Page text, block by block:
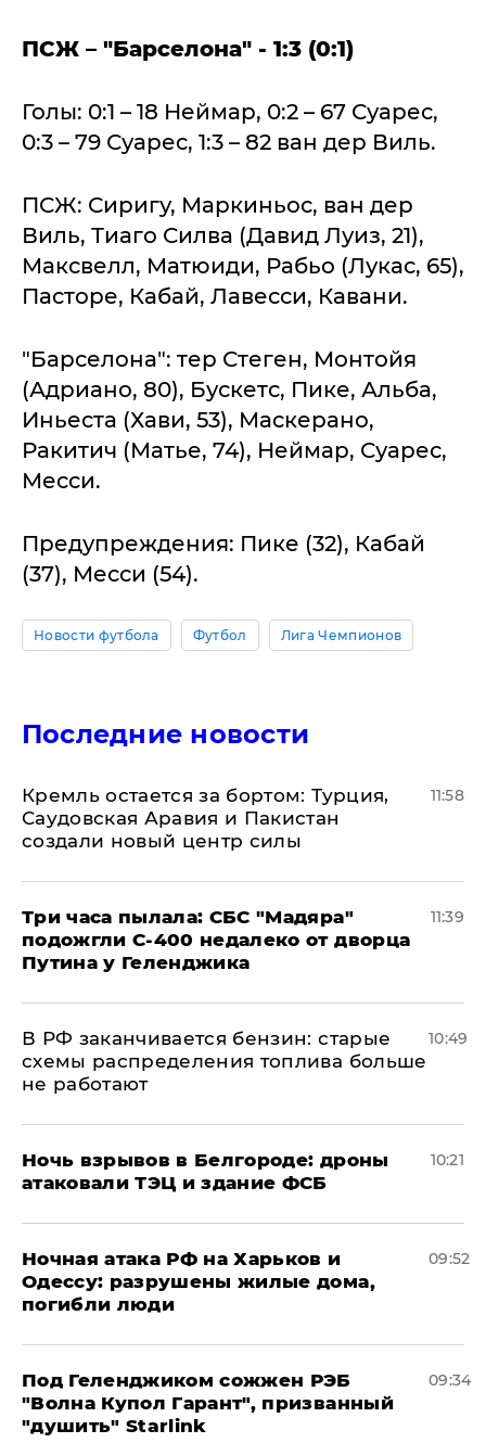
ПСЖ – "Барселона" - 1:3 (0:1)
Голы: 0:1 – 18 Неймар, 0:2 – 67 Суарес,
0:3 – 79 Суарес, 1:3 – 82 ван дер Виль.
ПСЖ: Сиригу, Маркиньос, ван дер
Виль, Тиаго Силва (Давид Луиз, 21),
Максвелл, Матюиди, Рабьо (Лукас, 65),
Пасторе, Кабай, Лавесси, Кавани.
"Барселона": тер Стеген, Монтойя
(Адриано, 80), Бускетс, Пике, Альба,
Иньеста (Хави, 53), Маскерано,
Ракитич (Матье, 74), Неймар, Суарес,
Месси.
Предупреждения: Пике (32), Кабай
(37), Месси (54).
Новости футбола Футбол Лига Чемпионов
Последние новости
​Кремль остается за бортом: Турция,
Саудовская Аравия и Пакистан
создали новый центр силы
11:58
Три часа пылала: СБС "Мадяра"
подожгли С-400 недалеко от дворца
Путина у Геленджика
11:39
​В РФ заканчивается бензин: старые
схемы распределения топлива больше
не работают
10:49
​Ночь взрывов в Белгороде: дроны
атаковали ТЭЦ и здание ФСБ
10:21
​Ночная атака РФ на Харьков и
Одессу: разрушены жилые дома,
погибли люди
09:52
Под Геленджиком сожжен РЭБ
"Волна Купол Гарант", призванный
"душить" Starlink
09:34